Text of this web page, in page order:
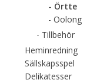
Örtte
Oolong
Tillbehör
Heminredning
Sällskapsspel
Delikatesser